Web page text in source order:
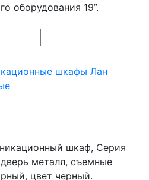
оборудования 19”.
шкафы Лан
шкаф, Серия
металл, съемные
цвет черный.